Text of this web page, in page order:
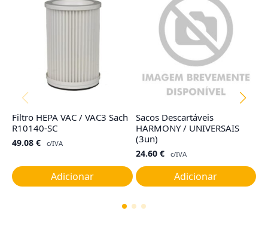
Filtro HEPA VAC / VAC3 Sach
R10140-SC
49.08 € c/IVA
Adicionar
Sacos Descartáveis
HARMONY / UNIVERSAIS
(3un)
24.60 € c/IVA
Adicionar